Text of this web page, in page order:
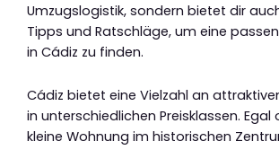
Umzugslogistik, sondern bietet dir
Tipps und Ratschläge, um eine
in Cádiz zu finden.
Cádiz bietet eine Vielzahl an
in unterschiedlichen Preisklassen. Egal
kleine Wohnung im historischen